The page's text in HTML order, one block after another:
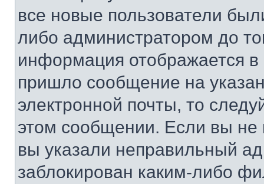
все новые пользователи
либо администратором до
информация отображается
пришло сообщение на
электронной почты, то
этом сообщении. Если вы
вы указали неправильный
заблокирован каким-либо